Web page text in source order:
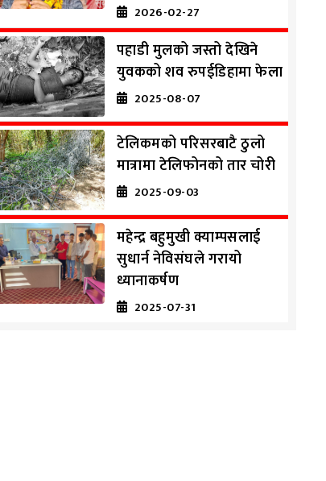
2026-02-27
पहाडी मुलको जस्तो देखिने
युवकको शव रुपईडिहामा फेला
2025-08-07
टेलिकमको परिसरबाटै ठुलो
मात्रामा टेलिफोनको तार चोरी
2025-09-03
महेन्द्र बहुमुखी क्याम्पसलाई
सुधार्न नेविसंघले गरायो
ध्यानाकर्षण
2025-07-31